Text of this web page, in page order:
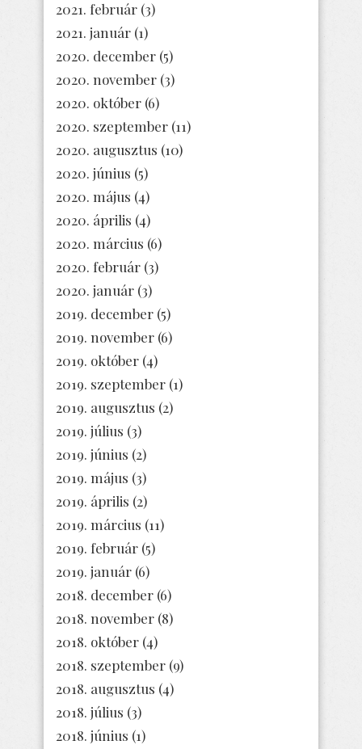
2021. február (3)
2021. január (1)
2020. december (5)
2020. november (3)
2020. október (6)
2020. szeptember (11)
2020. augusztus (10)
2020. június (5)
2020. május (4)
2020. április (4)
2020. március (6)
2020. február (3)
2020. január (3)
2019. december (5)
2019. november (6)
2019. október (4)
2019. szeptember (1)
2019. augusztus (2)
2019. július (3)
2019. június (2)
2019. május (3)
2019. április (2)
2019. március (11)
2019. február (5)
2019. január (6)
2018. december (6)
2018. november (8)
2018. október (4)
2018. szeptember (9)
2018. augusztus (4)
2018. július (3)
2018. június (1)